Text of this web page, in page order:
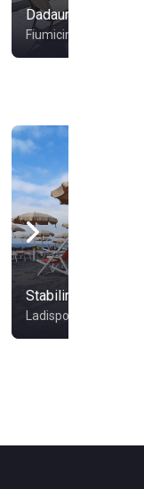
Dadaumpa Village
Fiumicino
Stabilimento Tirreno
Ladispoli